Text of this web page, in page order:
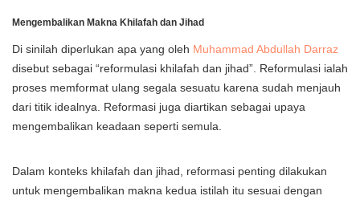
Mengembalikan Makna Khilafah dan Jihad
Di sinilah diperlukan apa yang oleh Muhammad Abdullah Darraz
disebut sebagai “reformulasi khilafah dan jihad”. Reformulasi ialah
proses memformat ulang segala sesuatu karena sudah menjauh
dari titik idealnya. Reformasi juga diartikan sebagai upaya
mengembalikan keadaan seperti semula.
Dalam konteks khilafah dan jihad, reformasi penting dilakukan
untuk mengembalikan makna kedua istilah itu sesuai dengan